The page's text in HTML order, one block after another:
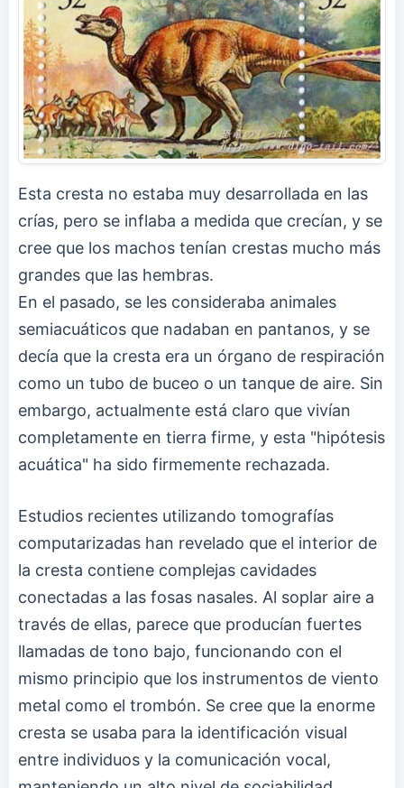
Esta cresta no estaba muy desarrollada en las
crías, pero se inflaba a medida que crecían, y se
cree que los machos tenían crestas mucho más
grandes que las hembras.
En el pasado, se les consideraba animales
semiacuáticos que nadaban en pantanos, y se
decía que la cresta era un órgano de respiración
como un tubo de buceo o un tanque de aire. Sin
embargo, actualmente está claro que vivían
completamente en tierra firme, y esta "hipótesis
acuática" ha sido firmemente rechazada.
Estudios recientes utilizando tomografías
computarizadas han revelado que el interior de
la cresta contiene complejas cavidades
conectadas a las fosas nasales. Al soplar aire a
través de ellas, parece que producían fuertes
llamadas de tono bajo, funcionando con el
mismo principio que los instrumentos de viento
metal como el trombón. Se cree que la enorme
cresta se usaba para la identificación visual
entre individuos y la comunicación vocal,